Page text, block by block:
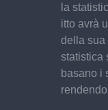
la
itto avrà
della sua
statistica
basano i